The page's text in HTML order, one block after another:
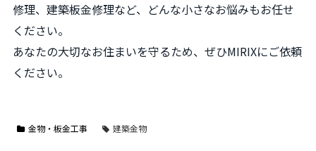
修理、建築板金修理など、どんな小さなお悩みもお任せ
ください。
あなたの大切なお住まいを守るため、ぜひMIRIXにご依頼
ください。
金物・板金工事 建築金物